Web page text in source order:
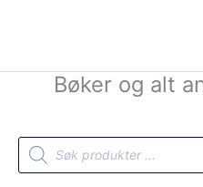
Bøker og alt
Products
search